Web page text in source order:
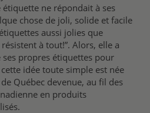
étiquette ne répondait à ses
chose de joli, solide et facile
aussi jolies que
à tout!”. Alors, elle a
ses propres étiquettes pour
idée toute simple est née
Québec devenue, au fil des
en produits